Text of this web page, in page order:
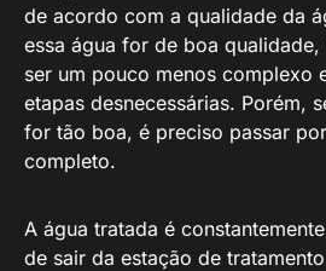
de acordo com a qualidade da
essa água for de boa
ser um pouco menos complexo
etapas desnecessárias. Porém,
for tão boa, é preciso passar
completo.
A água tratada é
de sair da estação de